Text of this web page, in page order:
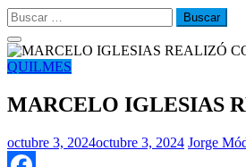
Buscar:
QUILMES
MARCELO IGLESIAS
octubre 3, 2024octubre 3, 2024 Jorge